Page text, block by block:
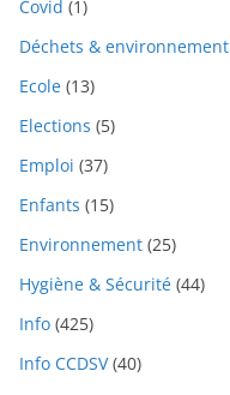
Covid (1)
Déchets & environnement
Ecole (13)
Elections (5)
Emploi (37)
Enfants (15)
Environnement (25)
Hygiène & Sécurité (44)
Info (425)
Info CCDSV(40)